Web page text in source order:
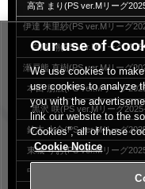
高宮 まり(PS ver.Mリーグ
伊達 朱里紗(PS ver.Mリーグ
白鳥 翔(PS ver.Mリーグ
瀬戸熊 直樹(PS ver.Mリーグ
本田 朋広(PS ver.Mリーグ
黒沢 咲(PS ver.Mリーグ
鈴木 大介(PS ver.Mリーグ
東城 りお(PS ver.Mリーグ
中田 花奈(PS ver.Mリーグ
Our use of
We use cookies to
use cookies to analyze
you with the
link our website to the
Cookies”, all of these
Cookie Notice